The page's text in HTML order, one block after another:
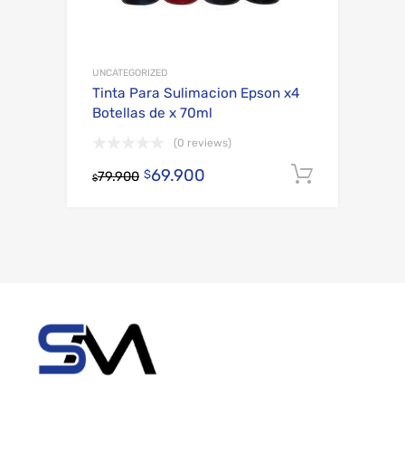
UNCATEGORIZED
Tinta Para Sulimacion Epson x4
Botellas de x 70ml
(0 reviews)
$79.900 $69.900